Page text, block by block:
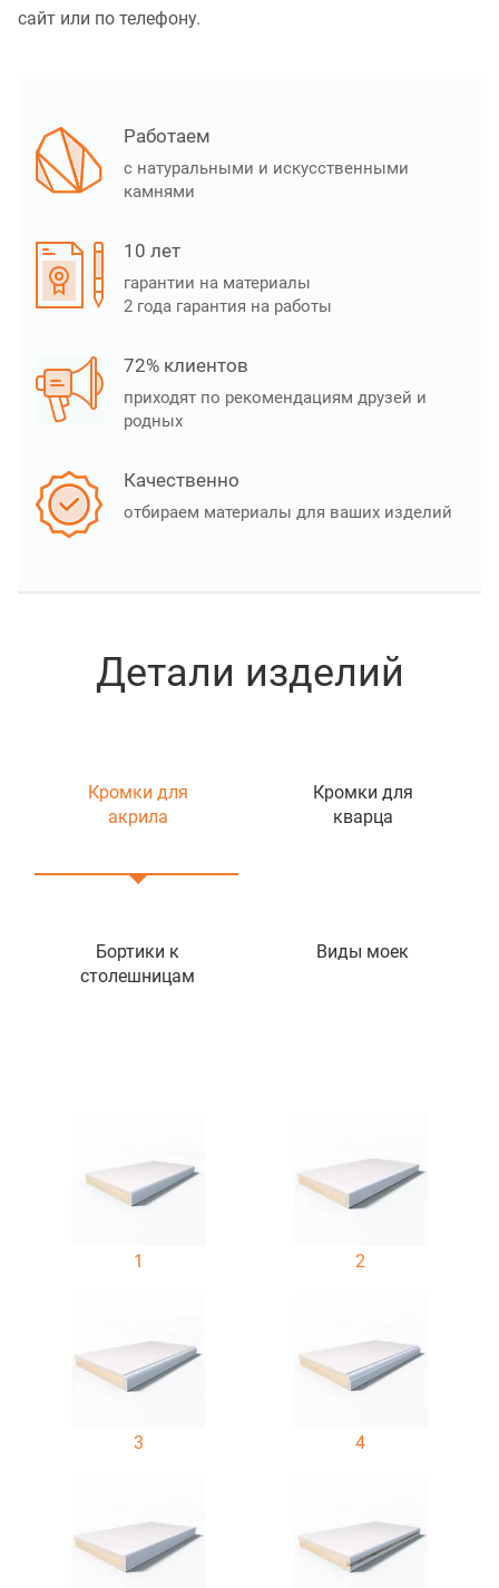
сайт или по телефону.
Работаем
с натуральными и искусственными
камнями
10 лет
гарантии на материалы
2 года гарантия на работы
72% клиентов
приходят по рекомендациям друзей и
родных
Качественно
отбираем материалы для ваших изделий
Детали изделий
Кромки для
акрила
Кромки для
кварца
Бортики к
столешницам
Виды моек
1 2
3 4